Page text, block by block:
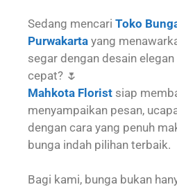
Sedang mencari Toko
Purwakarta yang
segar dengan desain
cepat? 🌷
Mahkota Florist siap
menyampaikan pesan,
dengan cara yang penuh
bunga indah pilihan terbaik.
Bagi kami, bunga bukan